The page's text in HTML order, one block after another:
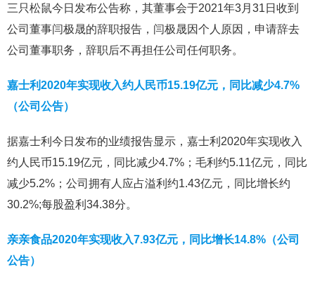
三只松鼠今日发布公告称，其董事会于2021年3月31日收到
公司董事闫极晟的辞职报告，闫极晟因个人原因，申请辞去
公司董事职务，辞职后不再担任公司任何职务。
嘉士利2020年实现收入约人民币15.19亿元，同比减少4.7%
（公司公告）
据嘉士利今日发布的业绩报告显示，嘉士利2020年实现收入
约人民币15.19亿元，同比减少4.7%；毛利约5.11亿元，同比
减少5.2%；公司拥有人应占溢利约1.43亿元，同比增长约
30.2%;每股盈利34.38分。
亲亲食品2020年实现收入7.93亿元，同比增长14.8%（公司
公告）